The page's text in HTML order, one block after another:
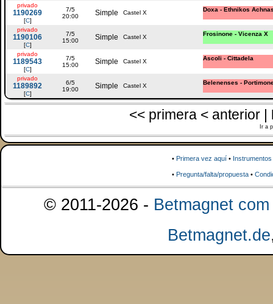
privado
1190269
[C]
7/5
20:00
Simple Castel X Doxa - Ethnikos
privado
1190106
[C]
7/5
15:00
Simple Castel X Frosinone - Vicenza X
privado
1189543
[C]
7/5
15:00
Simple Castel X Ascoli - Cittadela
privado
1189892
[C]
6/5
19:00
Simple Castel X Belenenses -
<< primera < anterior |
Ir a
• Primera vez aquí • Instrumentos
• Pregunta/falta/propuesta •
© 2011-2026 - Betmagnet
Betmagnet.de